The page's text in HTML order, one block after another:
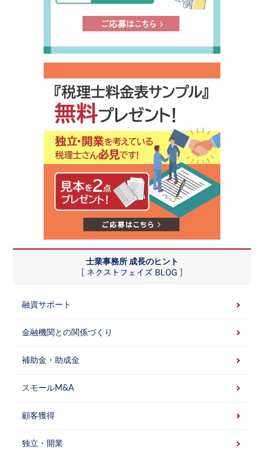
士業事務所 成長のヒント
融資サポート
金融機関との関係づくり
補助金・助成金
スモールM&A
顧客獲得
独立・開業